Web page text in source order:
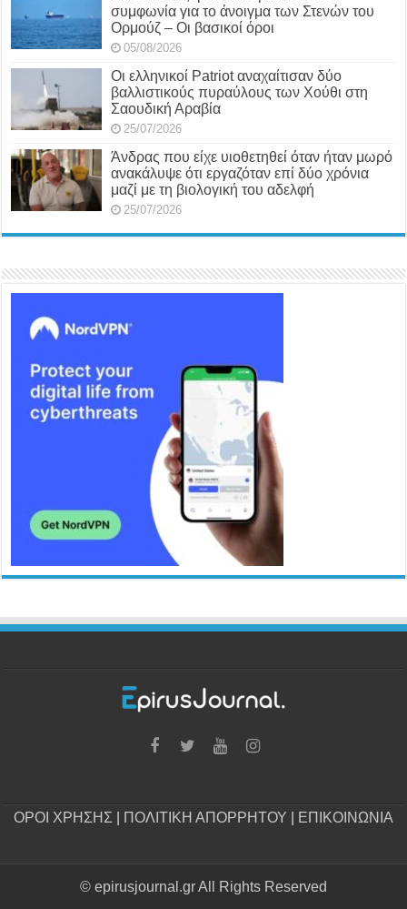
συμφωνία για το άνοιγμα των Στενών του
Ορμούζ – Οι βασικοί όροι
05/08/2026
Οι ελληνικοί Patriot αναχαίτισαν δύο
βαλλιστικούς πυραύλους των Χούθι στη
Σαουδική Αραβία
25/07/2026
Άνδρας που είχε υιοθετηθεί όταν ήταν μωρό
ανακάλυψε ότι εργαζόταν επί δύο χρόνια
μαζί με τη βιολογική του αδελφή
25/07/2026
ΟΡΟΙ ΧΡΗΣΗΣ ΠΟΛΙΤΙΚΗ ΑΠΟΡΡΗΤΟΥ ΕΠΙΚΟΙΝΩΝΙΑ
© epirusjournal.gr All Rights Reserved